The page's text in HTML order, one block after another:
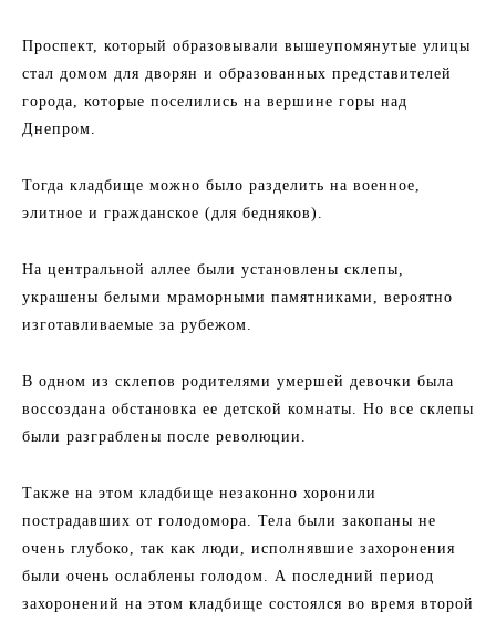
Проспект, который образовывали вышеупомянутые улицы
стал домом для дворян и образованных представителей
города, которые поселились на вершине горы над
Днепром.
Тогда кладбище можно было разделить на военное,
элитное и гражданское (для бедняков).
На центральной аллее были установлены склепы,
украшены белыми мраморными памятниками, вероятно
изготавливаемые за рубежом.
В одном из склепов родителями умершей девочки была
воссоздана обстановка ее детской комнаты. Но все склепы
были разграблены после революции.
Также на этом кладбище незаконно хоронили
пострадавших от голодомора. Тела были закопаны не
очень глубоко, так как люди, исполнявшие захоронения
были очень ослаблены голодом. А последний период
захоронений на этом кладбище состоялся во время второй